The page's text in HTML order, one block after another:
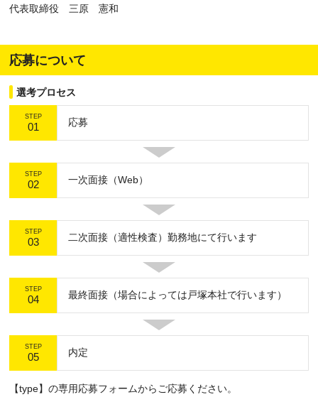
代表取締役 三原 憲和
応募について
選考プロセス
STEP
01 応募
STEP
02 一次面接（Web）
STEP
03 二次面接（適性検査）勤務地にて行います
STEP
04 最終面接（場合によっては戸塚本社で行います）
STEP
05 内定
【type】の専用応募フォームからご応募ください。